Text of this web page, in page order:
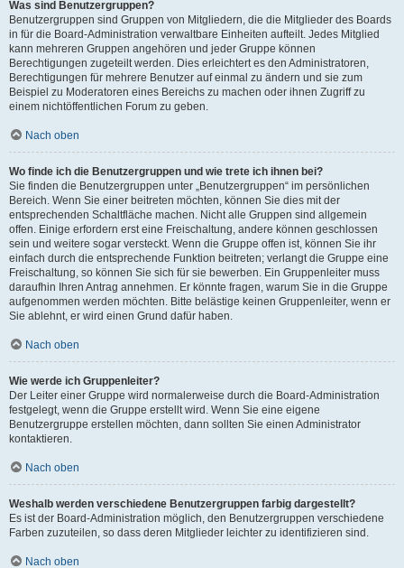
Was sind Benutzergruppen?
Benutzergruppen sind Gruppen von Mitgliedern, die die Mitglieder des Boards
in für die Board-Administration verwaltbare Einheiten aufteilt. Jedes Mitglied
kann mehreren Gruppen angehören und jeder Gruppe können
Berechtigungen zugeteilt werden. Dies erleichtert es den Administratoren,
Berechtigungen für mehrere Benutzer auf einmal zu ändern und sie zum
Beispiel zu Moderatoren eines Bereichs zu machen oder ihnen Zugriff zu
einem nichtöffentlichen Forum zu geben.
Nach oben
Wo finde ich die Benutzergruppen und wie trete ich ihnen bei?
Sie finden die Benutzergruppen unter „Benutzergruppen“ im persönlichen
Bereich. Wenn Sie einer beitreten möchten, können Sie dies mit der
entsprechenden Schaltfläche machen. Nicht alle Gruppen sind allgemein
offen. Einige erfordern erst eine Freischaltung, andere können geschlossen
sein und weitere sogar versteckt. Wenn die Gruppe offen ist, können Sie ihr
einfach durch die entsprechende Funktion beitreten; verlangt die Gruppe eine
Freischaltung, so können Sie sich für sie bewerben. Ein Gruppenleiter muss
daraufhin Ihren Antrag annehmen. Er könnte fragen, warum Sie in die Gruppe
aufgenommen werden möchten. Bitte belästige keinen Gruppenleiter, wenn er
Sie ablehnt, er wird einen Grund dafür haben.
Nach oben
Wie werde ich Gruppenleiter?
Der Leiter einer Gruppe wird normalerweise durch die Board-Administration
festgelegt, wenn die Gruppe erstellt wird. Wenn Sie eine eigene
Benutzergruppe erstellen möchten, dann sollten Sie einen Administrator
kontaktieren.
Nach oben
Weshalb werden verschiedene Benutzergruppen farbig dargestellt?
Es ist der Board-Administration möglich, den Benutzergruppen verschiedene
Farben zuzuteilen, so dass deren Mitglieder leichter zu identifizieren sind.
Nach oben